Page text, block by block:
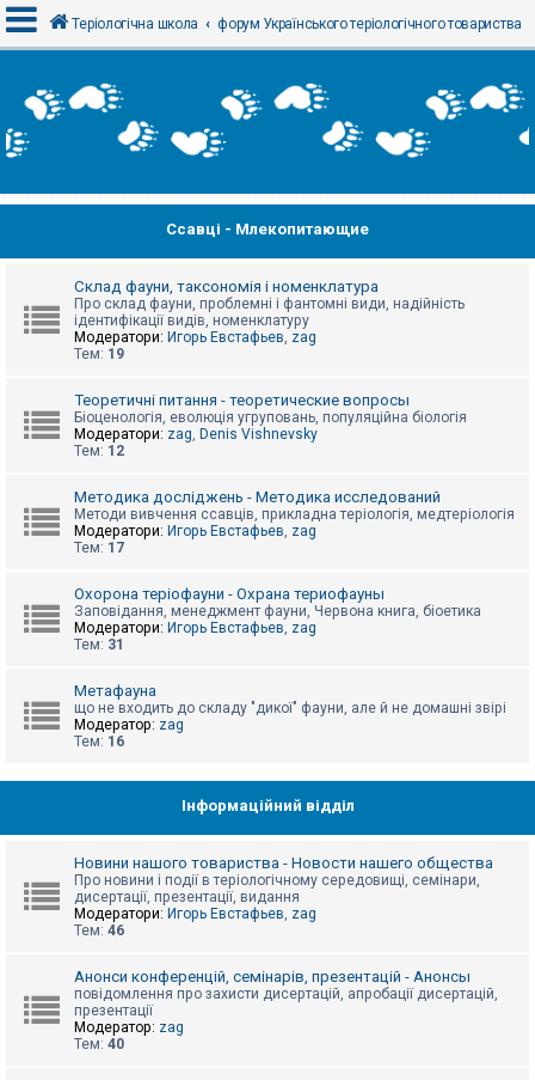
х
і
т
р
а
б
е
д
п
о
е
й
А
и
т
П
Теріологічна школа форум Українського теріологічного товариства
Ссавці - Млекопитающие
Склад фауни, таксономія і номенклатура
Про склад фауни, проблемні і фантомні види, надійність
ідентифікації видів, номенклатуру
Модератори: Игорь Евстафьев, zag
Тем: 19
Теоретичні питання - теоретические вопросы
Біоценологія, еволюція угруповань, популяційна біологія
Модератори: zag, Denis Vishnevsky
Тем: 12
Методика досліджень - Методика исследований
Методи вивчення ссавців, прикладна теріологія, медтеріологія
Модератори: Игорь Евстафьев, zag
Тем: 17
Охорона теріофауни - Охрана териофауны
Заповідання, менеджмент фауни, Червона книга, біоетика
Модератори: Игорь Евстафьев, zag
Тем: 31
Метафауна
що не входить до складу "дикої" фауни, але й не домашні звірі
Модератор: zag
Тем: 16
Інформаційний відділ
Новини нашого товариства - Новости нашего общества
Про новини і події в теріологічному середовищі, семінари,
дисертації, презентації, видання
Модератори: Игорь Евстафьев, zag
Тем: 46
Анонси конференцій, семінарів, презентацій - Анонсы
повідомлення про захисти дисертацій, апробації дисертацій,
презентації
Модератор: zag
Тем: 40